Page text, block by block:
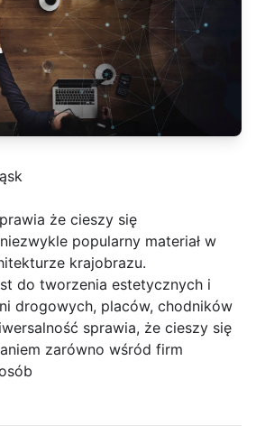
że cieszy się
popularny materiał w
krajobrazu.
do tworzenia estetycznych i
drogowych, placów, chodników
sprawia, że cieszy się
zarówno wśród firm